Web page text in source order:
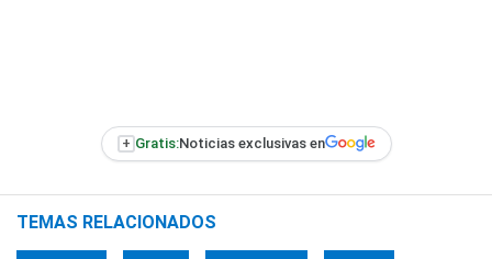
+ Gratis:Noticias exclusivas en
TEMAS RELACIONADOS